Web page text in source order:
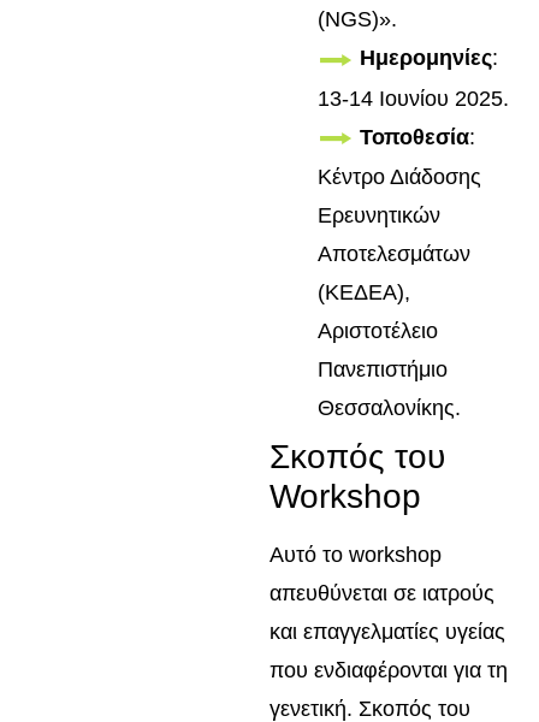
(NGS)».
Ημερομηνίες:
13-14 Ιουνίου 2025.
Τοποθεσία:
Κέντρο Διάδοσης
Ερευνητικών
Αποτελεσμάτων
(ΚΕΔΕΑ),
Αριστοτέλειο
Πανεπιστήμιο
Θεσσαλονίκης.
Σκοπός του
Workshop
Αυτό το workshop
απευθύνεται σε ιατρούς
και επαγγελματίες υγείας
που ενδιαφέρονται για τη
γενετική. Σκοπός του